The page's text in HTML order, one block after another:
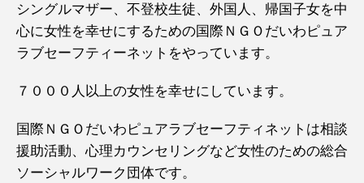
シングルマザー、不登校生徒、外国人、帰国子女を中
心に女性を幸せにするための国際ＮＧＯだいわピュア
ラブセーフティーネットをやっています。
７０００人以上の女性を幸せにしています。
国際ＮＧＯだいわピュアラブセーフティネットは相談
援助活動、心理カウンセリングなど女性のための総合
ソーシャルワーク団体です。